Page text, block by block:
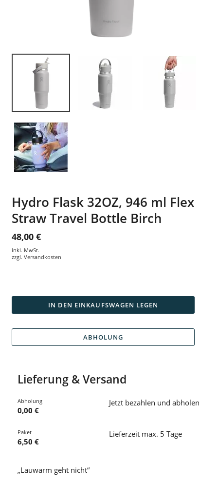
Hydro Flask 32OZ, 946 ml Flex
Straw Travel Bottle Birch
48,00 €
inkl. MwSt.
zzgl. Versandkosten
IN DEN EINKAUFSWAGEN LEGEN
ABHOLUNG
Lieferung & Versand
Abholung
0,00 €
Jetzt bezahlen und abholen
Paket
6,50 €
Lieferzeit max. 5 Tage
„Lauwarm geht nicht“